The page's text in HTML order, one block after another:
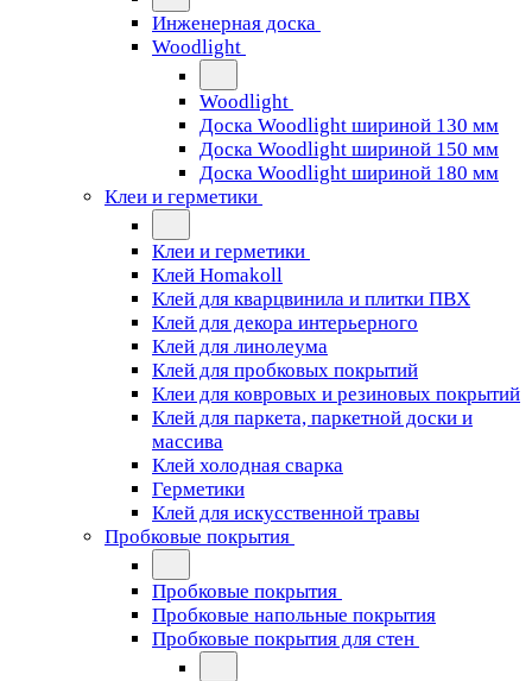
Инженерная доска
Woodlight
Woodlight
Доска Woodlight шириной 130 мм
Доска Woodlight шириной 150 мм
Доска Woodlight шириной 180 мм
Клеи и герметики
Клеи и герметики
Клей Homakoll
Клей для кварцвинила и плитки ПВХ
Клей для декора интерьерного
Клей для линолеума
Клей для пробковых покрытий
Клеи для ковровых и резиновых покрытий
Клей для паркета, паркетной доски и
массива
Клей холодная сварка
Герметики
Клей для искусственной травы
Пробковые покрытия
Пробковые покрытия
Пробковые напольные покрытия
Пробковые покрытия для стен